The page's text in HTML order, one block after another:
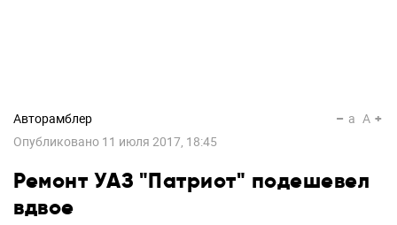
Авторамблер
Опубликовано 11 июля 2017, 18:45
a A
Ремонт УАЗ "Патриот" подешевел
вдвое